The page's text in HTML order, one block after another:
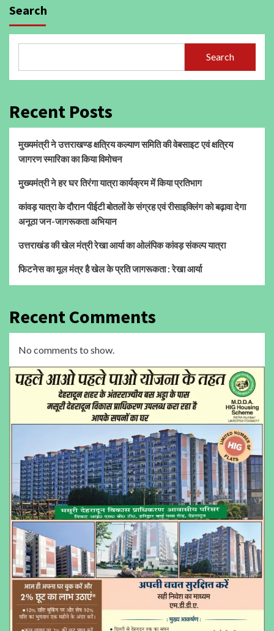
Search
Search
Recent Posts
मुख्यमंत्री ने उत्तराखण्ड क्षत्रिय कल्याण समिति की वेबसाइट एवं क्षत्रिय
जागरण स्मारिका का किया विमोचन
मुख्यमंत्री ने हर घर तिरंगा यात्रा कार्यक्रम में किया प्रतिभाग
कांवड़ यात्रा के दौरान पीईटी बोतलों के संग्रह एवं रीसाइक्लिंग को बढ़ावा देगा
अनूठा जन-जागरूकता अभियान
उत्तराखंड की खेल मंत्री रेखा आर्या का ओलंपिक कांवड़ संकल्प यात्रा
फिटनेस का मूल मंत्र है खेल के प्रति जागरूकता : रेखा आर्या
Recent Comments
No comments to show.